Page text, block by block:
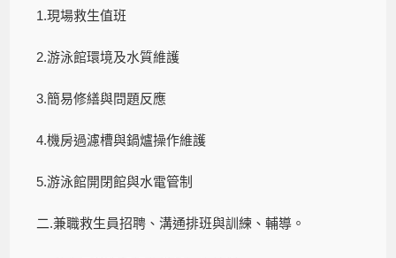
1.現場救生值班
2.游泳館環境及水質維護
3.簡易修繕與問題反應
4.機房過濾槽與鍋爐操作維護
5.游泳館開閉館與水電管制
二.兼職救生員招聘、溝通排班與訓練、輔導。